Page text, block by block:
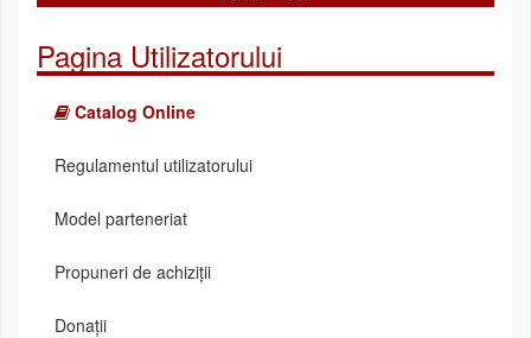
Pagina Utilizatorului
Catalog Online
Regulamentul utilizatorului
Model parteneriat
Propuneri de achiziții
Donații